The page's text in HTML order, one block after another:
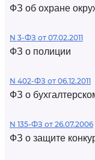
ФЗ об охране
N 3-ФЗ от 07.02.2011
ФЗ о полиции
N 402-ФЗ от 06.12.2011
ФЗ о
N 135-ФЗ от 26.07.2006
ФЗ о защите